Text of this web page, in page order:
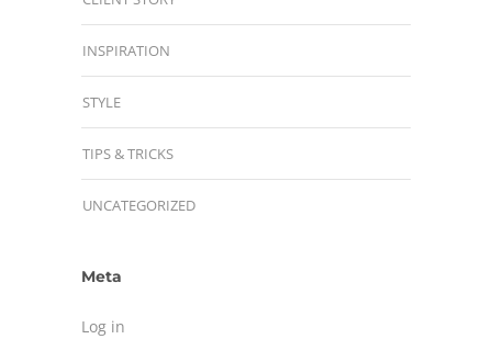
INSPIRATION
STYLE
TIPS & TRICKS
UNCATEGORIZED
Meta
Log in